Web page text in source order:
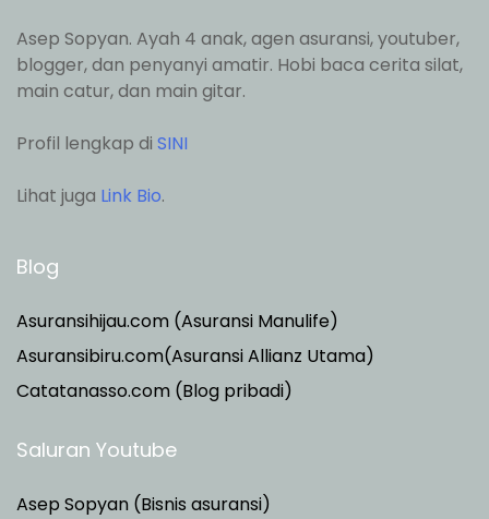
Asep Sopyan. Ayah 4 anak, agen asuransi, youtuber,
blogger, dan penyanyi amatir. Hobi baca cerita silat,
main catur, dan main gitar.
Profil lengkap di SINI
Lihat juga Link Bio.
Blog
Asuransihijau.com (Asuransi Manulife)
Asuransibiru.com(Asuransi Allianz Utama)
Catatanasso.com (Blog pribadi)
Saluran Youtube
Asep Sopyan (Bisnis asuransi)